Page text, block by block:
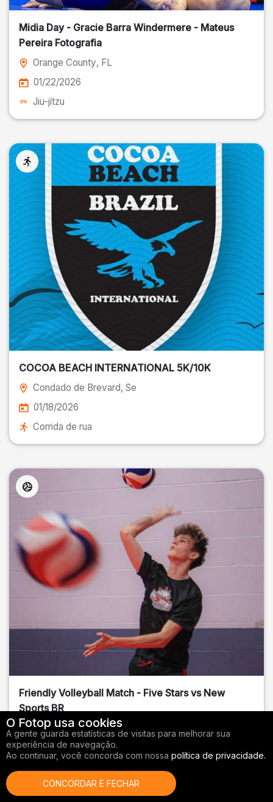
Midia Day - Gracie Barra Windermere - Mateus
Pereira Fotografia
Orange County, FL
01/22/2026
Jiu-jítzu
COCOA BEACH INTERNATIONAL 5K/10K
Condado de Brevard, Se
01/18/2026
Corrida de rua
Friendly Volleyball Match - Five Stars vs New
Sports BR
Orange County, FL
01/14/2026
O Fotop usa cookies
A gente guarda estatísticas de visitas para melhorar sua
experiência de navegação.
Ao continuar, você concorda com nossa política de privacidade.
CONCORDAR E FECHAR